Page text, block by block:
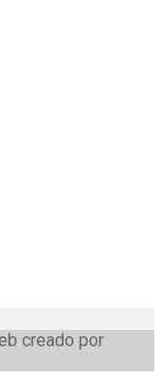
creado por